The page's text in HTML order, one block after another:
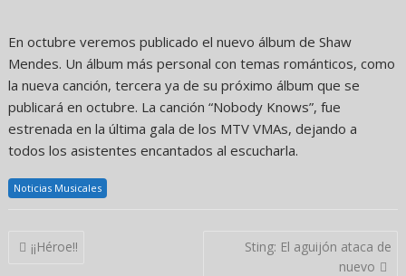
En octubre veremos publicado el nuevo álbum de Shaw
Mendes. Un álbum más personal con temas románticos, como
la nueva canción, tercera ya de su próximo álbum que se
publicará en octubre. La canción “Nobody Knows”, fue
estrenada en la última gala de los MTV VMAs, dejando a
todos los asistentes encantados al escucharla.
Noticias Musicales
Navegación
¡¡Héroe!!
Sting: El aguijón ataca de
nuevo